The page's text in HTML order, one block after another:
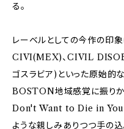
る。
レーベルとしての今作の印
CIVI(MEX)、CIVIL
ゴスラビア)といった原始
BOSTON地域感覚に振り
Don't Want to Die in
ような親しみありつつ手の